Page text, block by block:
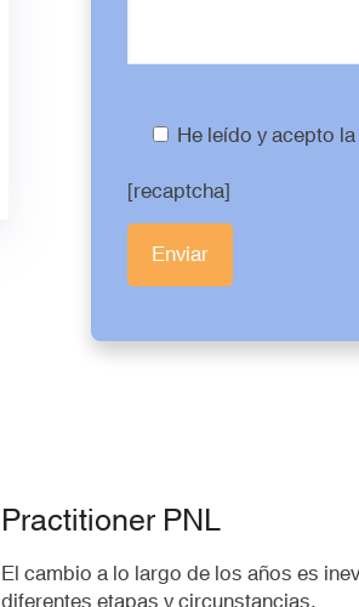
He leído y acepto la
[recaptcha]
Practitioner PNL
El cambio a lo largo de los años es